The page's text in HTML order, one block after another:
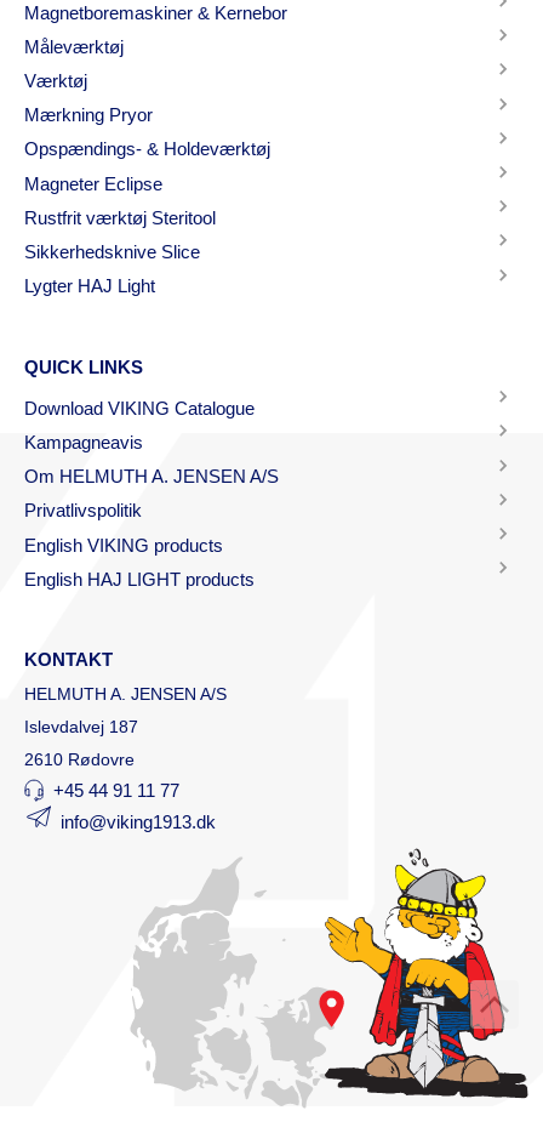
Magnetboremaskiner & Kernebor
Måleværktøj
Værktøj
Mærkning Pryor
Opspændings- & Holdeværktøj
Magneter Eclipse
Rustfrit værktøj Steritool
Sikkerhedsknive Slice
Lygter HAJ Light
QUICK LINKS
Download VIKING Catalogue
Kampagneavis
Om HELMUTH A. JENSEN A/S
Privatlivspolitik
English VIKING products
English HAJ LIGHT products
KONTAKT
HELMUTH A. JENSEN A/S
Islevdalvej 187
2610 Rødovre
+45 44 91 11 77
info@viking1913.dk